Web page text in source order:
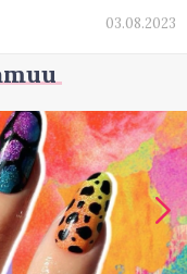
03.08.2023